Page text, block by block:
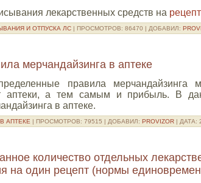
лекарственных средств на
И ОТПУСКА ЛС | ПРОСМОТРОВ: 86470 | ДОБАВИЛ:
мерчандайзинга в аптеке
правила мерчандайзинга
аптеки, а тем самым и прибыль. В
в аптеке.
АПТЕКЕ | ПРОСМОТРОВ: 79515 | ДОБАВИЛ: PROVIZOR | ДАТА:
количество отдельных
на один рецепт (нормы